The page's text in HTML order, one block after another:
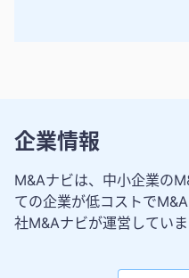
企業情報
M&Aナビは、中小企業の
ての企業が低コストで
社M&Aナビが運営していま